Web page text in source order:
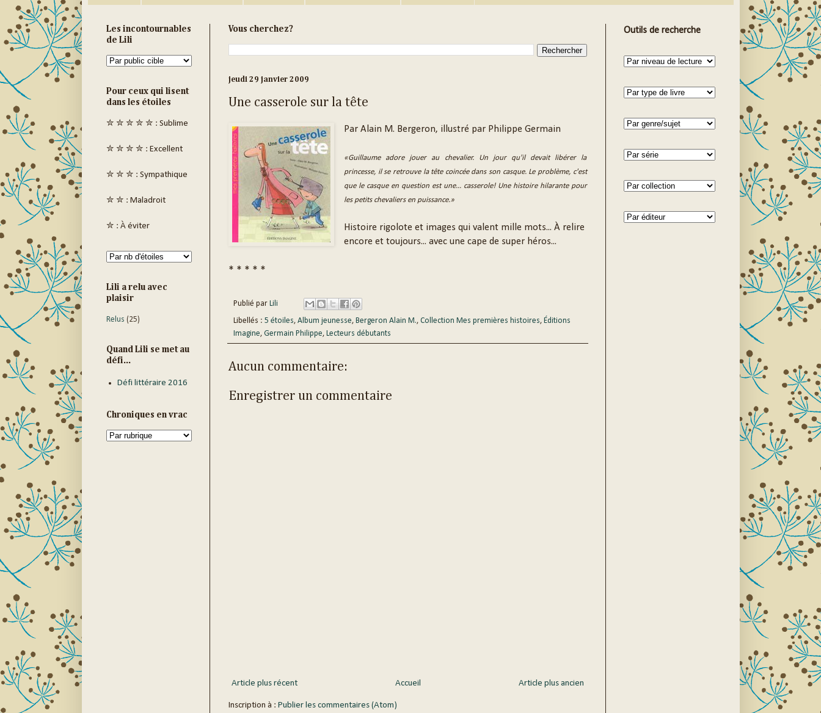
Vous cherchez?
jeudi 29 janvier 2009
Une casserole sur la tête
Par Alain M. Bergeron, illustré par Philippe Germain
«Guillaume adore jouer au chevalier. Un jour qu'il devait libérer la
princesse, il se retrouve la tête coincée dans son casque. Le problème, c'est
que le casque en question est une... casserole! Une histoire hilarante pour
les petits chevaliers en puissance.»
Histoire rigolote et images qui valent mille mots... À relire
encore et toujours... avec une cape de super héros...
* * * * *
Publié par Lili
Libellés : 5 étoiles, Album jeunesse, Bergeron Alain M., Collection Mes premières histoires, Éditions
Imagine, Germain Philippe, Lecteurs débutants
Aucun commentaire:
Enregistrer un commentaire
Article plus récent Article plus ancien
Accueil
Inscription à : Publier les commentaires (Atom)
Les incontournables
de Lili
Pour ceux qui lisent
dans les étoiles
✮ ✮ ✮ ✮ ✮ : Sublime
✮ ✮ ✮ ✮ : Excellent
✮ ✮ ✮ : Sympathique
✮ ✮ : Maladroit
✮ : À éviter
Lili a relu avec
plaisir
Relus (25)
Quand Lili se met au
défi...
Défi littéraire 2016
Chroniques en vrac
Outils de recherche